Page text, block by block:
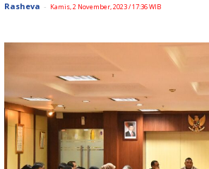
Rasheva - Kamis, 2 November, 2023 / 17:36 WIB